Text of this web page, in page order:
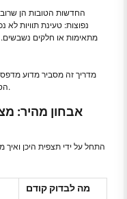
החדשות הטובות הן שרוב
נפוצות: טעינת תוויות לא
מתאימות או חלקים
מדריך זה מסביר מדוע
הסיבה, וכיצד למנוע את אותה בעיה להתרחש שוב.
אבחון מהיר:
התחל על ידי תצפית היכן
מה לבדוק קודם